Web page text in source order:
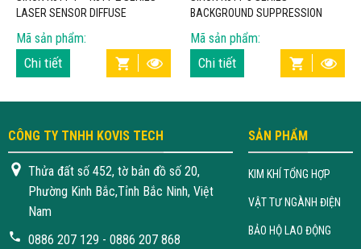
LASER SENSOR DIFFUSE
REFLECTION BACKGROUND
SUPPRESSION
Mã sản phẩm:
Chi tiết
BACKGROUND SUPPRESSION
LASER SENSOR
Mã sản phẩm:
Chi tiết
CÔNG TY TNHH KOVIS TECH
Thửa đất số 452, tờ bản đồ số 20,
Phường Kinh Bắc,Tỉnh Bắc Ninh, Việt
Nam
0886 207 129 - 0886 207 868
SẢN PHẨM
KIM KHÍ TỔNG HỢP
VẬT TƯ NGÀNH ĐIỆN
BẢO HỘ LAO ĐỘNG